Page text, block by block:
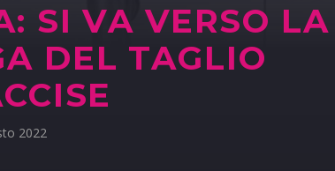
SI VA VERSO LA
DEL TAGLIO
2022